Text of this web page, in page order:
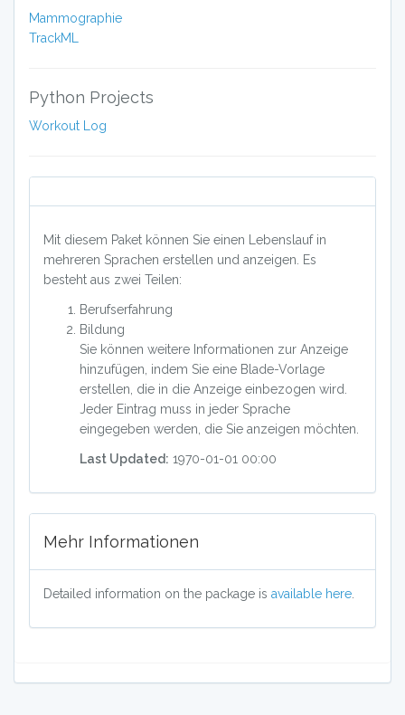
Mammographie
TrackML
Python Projects
Workout Log
Mit diesem Paket können Sie einen Lebenslauf in
mehreren Sprachen erstellen und anzeigen. Es
besteht aus zwei Teilen:
Berufserfahrung
Bildung
Sie können weitere Informationen zur Anzeige
hinzufügen, indem Sie eine Blade-Vorlage
erstellen, die in die Anzeige einbezogen wird.
Jeder Eintrag muss in jeder Sprache
eingegeben werden, die Sie anzeigen möchten.
Last Updated: 1970-01-01 00:00
Mehr Informationen
Detailed information on the package is available here